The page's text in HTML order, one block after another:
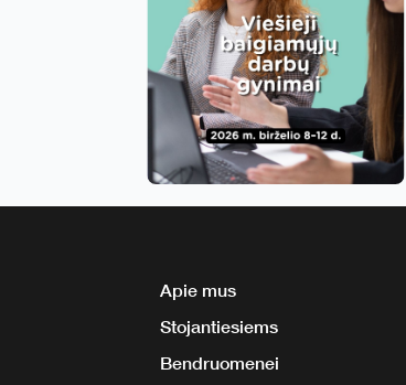
Apie mus
Stojantiesiems
Bendruomenei